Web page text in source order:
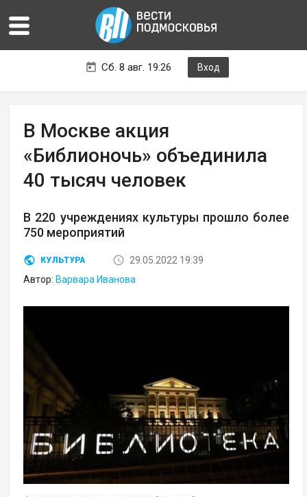
Сб. 8 авг. 19:26 Вход
В Москве акция
«Библионочь» объединила
40 тысяч человек
В 220 учреждениях культуры прошло более
750 мероприятий
КУЛЬТУРА
29.05.2022 19:39
Автор: Варвара Иванова